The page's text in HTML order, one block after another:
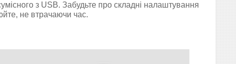
з USB. Забудьте про складні налаштування
не втрачаючи час.